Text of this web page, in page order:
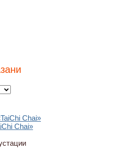
Chai»